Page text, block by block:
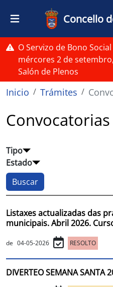
Ir o contido principal
Concello
O Servizo de Bono
mércores 2 de
Salón de Plenos
Miga de pan
Inicio Trámites
Convocatorias
Tipo
Estado
Listaxes actualizadas das
municipais. Abril 2026.
de 04-05-2026 RESOLTO
DIVERTEO SEMANA SANTA